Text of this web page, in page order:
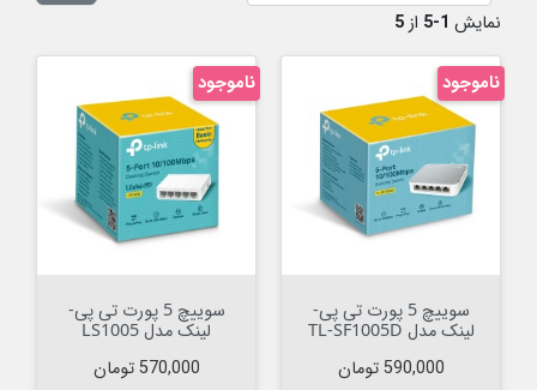
نمایش 1-5 از 5
سوییچ 5 پورت تی پی-
لینک مدل TL-SF1005D
قیمت
590,000 تومان
ناموجود
سوییچ 5 پورت تی پی-
لینک مدل LS1005
قیمت
570,000 تومان
ناموجود